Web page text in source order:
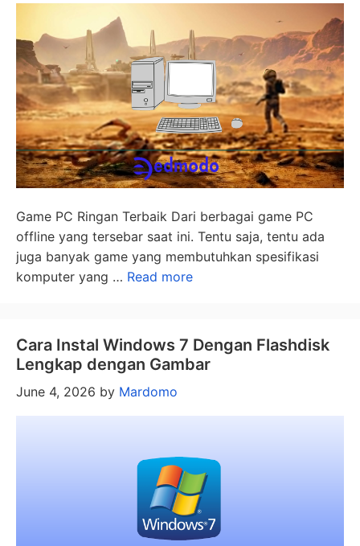
Game PC Ringan Terbaik Dari berbagai game PC
offline yang tersebar saat ini. Tentu saja, tentu ada
juga banyak game yang membutuhkan spesifikasi
komputer yang … Read more
Cara Instal Windows 7 Dengan Flashdisk
Lengkap dengan Gambar
June 4, 2026 by Mardomo